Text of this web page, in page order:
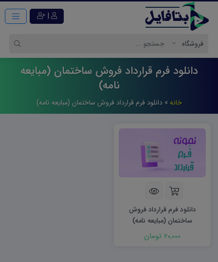
|
دانلود فرم قرارداد فروش ساختمان (مبایعه
نامه)
خانه »دانلود فرم قرارداد فروش ساختمان (مبایعه نامه)
دانلود فرم قرارداد فروش
ساختمان (مبایعه نامه)
20,000 تومان